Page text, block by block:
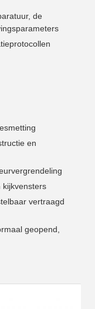
de
en
kijkvensters
vertraagd
geopend,